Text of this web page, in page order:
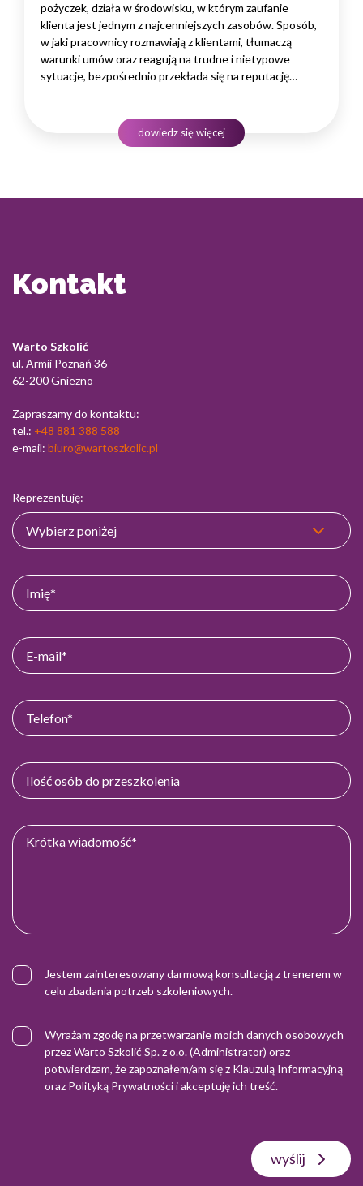
pożyczek, działa w środowisku, w którym zaufanie
klienta jest jednym z najcenniejszych zasobów. Sposób,
w jaki pracownicy rozmawiają z klientami, tłumaczą
warunki umów oraz reagują na trudne i nietypowe
sytuacje, bezpośrednio przekłada się na reputację
produktowej, lecz także rozwiniętych kompetencji
komunikacyjnych, empatii…
dowiedz się więcej
Kontakt
Warto Szkolić
ul. Armii Poznań 36
62-200 Gniezno
Zapraszamy do kontaktu:
tel.: +48 881 388 588
e-mail: biuro@wartoszkolic.pl
Reprezentuję:
Jestem zainteresowany darmową konsultacją z trenerem w
celu zbadania potrzeb szkoleniowych.
Wyrażam zgodę na przetwarzanie moich danych osobowych
przez Warto Szkolić Sp. z o.o. (Administrator) oraz
potwierdzam, że zapoznałem/am się z Klauzulą Informacyjną
oraz Polityką Prywatnościi akceptuję ich treść.
wyślij